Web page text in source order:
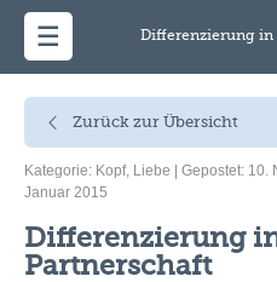
Differenzierung in
Zurück zur Übersicht
Kategorie: Kopf, Liebe | Gepostet:
Januar 2015
Differenzierung
Partnerschaft